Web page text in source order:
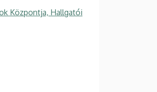
Központja, Hallgatói